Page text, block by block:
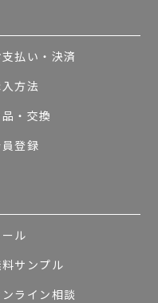
支払い・決済
方法
・交換
員登録
ール
料サンプル
ンライン相談